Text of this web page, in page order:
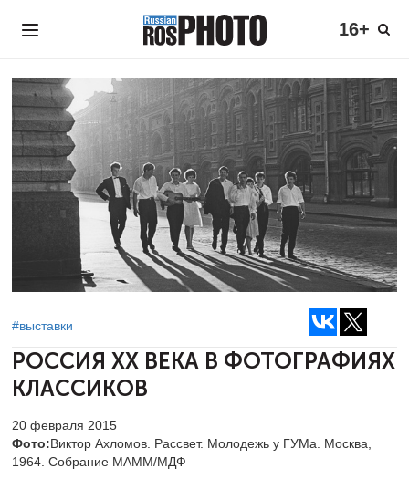
16+
#выставки
РОССИЯ XX ВЕКА В ФОТОГРАФИЯХ
КЛАССИКОВ
20 февраля 2015
Фото:Виктор Ахломов. Рассвет. Молодежь у ГУМа. Москва,
1964. Собрание МАММ/МДФ